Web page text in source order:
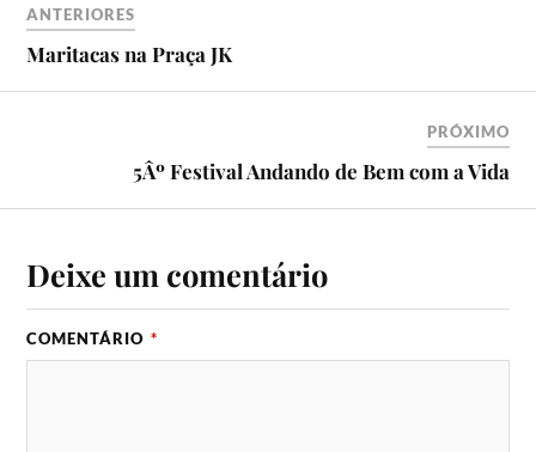
ANTERIORES
Maritacas na Praça JK
PRÓXIMO
5Âº Festival Andando de Bem com a Vida
Deixe um comentário
COMENTÁRIO *